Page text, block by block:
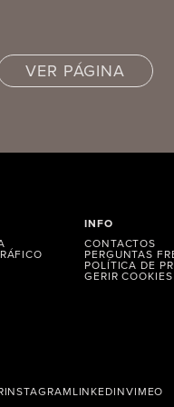
VER PÁGINA
INFO
CONTACTOS
PERGUNTAS
POLÍTICA DE
GERIR COOKIES
INSTAGRAMLINKEDINVIMEO